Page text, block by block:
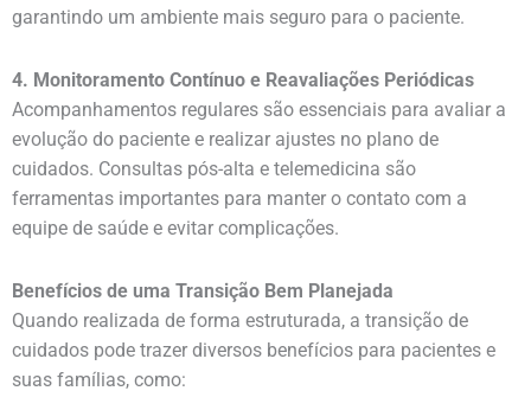
garantindo um ambiente mais seguro para o paciente.
4. Monitoramento Contínuo e Reavaliações Periódicas
Acompanhamentos regulares são essenciais para avaliar a
evolução do paciente e realizar ajustes no plano de
cuidados. Consultas pós-alta e telemedicina são
ferramentas importantes para manter o contato com a
equipe de saúde e evitar complicações.
Benefícios de uma Transição Bem Planejada
Quando realizada de forma estruturada, a transição de
cuidados pode trazer diversos benefícios para pacientes e
suas famílias, como: